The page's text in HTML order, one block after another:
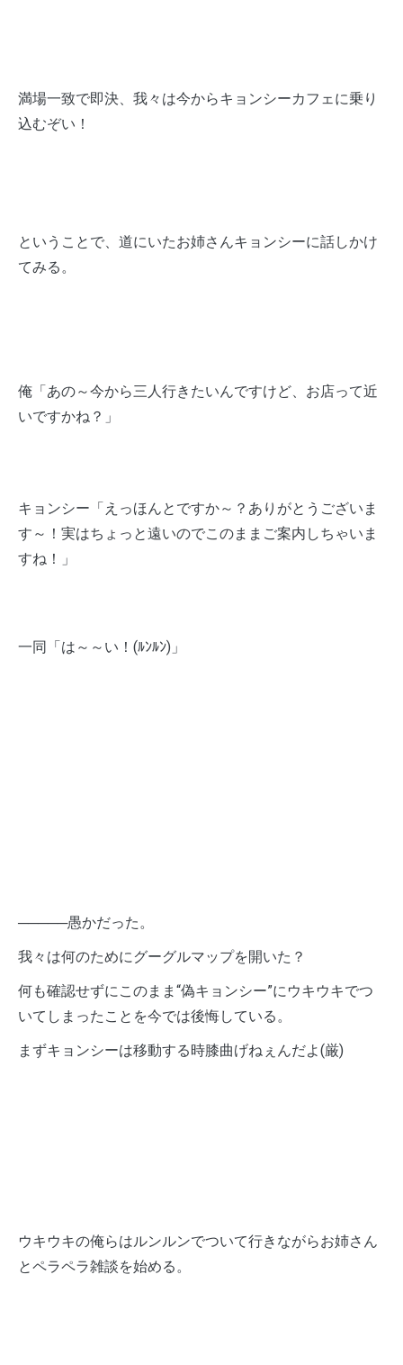
満場一致で即決、我々は今からキョンシーカフェに乗り
込むぞい！
ということで、道にいたお姉さんキョンシーに話しかけ
てみる。
俺「あの～今から三人行きたいんですけど、お店って近
いですかね？」
キョンシー「えっほんとですか～？ありがとうございま
す～！実はちょっと遠いのでこのままご案内しちゃいま
すね！」
一同「は～～い！(ﾙﾝﾙﾝ)」
─────愚かだった。
我々は何のためにグーグルマップを開いた？
何も確認せずにこのまま“偽キョンシー”にウキウキでつ
いてしまったことを今では後悔している。
まずキョンシーは移動する時膝曲げねぇんだよ(厳)
ウキウキの俺らはルンルンでついて行きながらお姉さん
とペラペラ雑談を始める。